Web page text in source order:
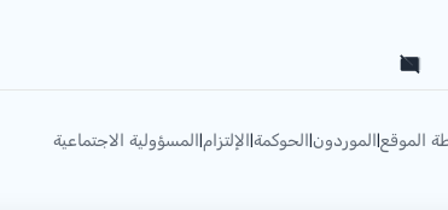
الموقع|الموردون|الحوكمة|الإلتزام|المسؤولية الاجتماعية